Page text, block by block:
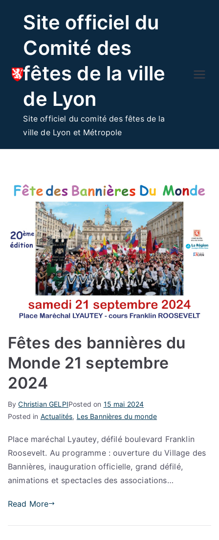
Site officiel du
Comité des
fêtes de la ville
de Lyon
Site officiel du comité des fêtes de la
ville de Lyon et Métropole
Fêtes des bannières du
Monde 21 septembre
2024
ByChristian GELPIPosted on 15 mai 2024
Posted in Actualités, Les Bannières du monde
Place maréchal Lyautey, défilé boulevard Franklin
Roosevelt. Au programme : ouverture du Village des
Bannières, inauguration officielle, grand défilé,
animations et spectacles des associations…
Read More